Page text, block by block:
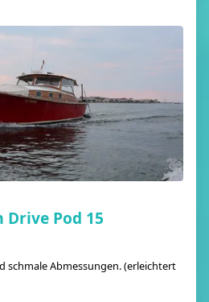
Pod 15
schmale Abmessungen. (erleichtert